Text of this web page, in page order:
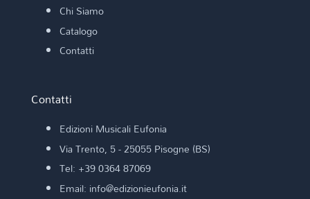
Chi Siamo
Catalogo
Contatti
Contatti
Edizioni Musicali Eufonia
Via Trento, 5 - 25055 Pisogne (BS)
Tel: +39 0364 87069
Email: info@edizionieufonia.it